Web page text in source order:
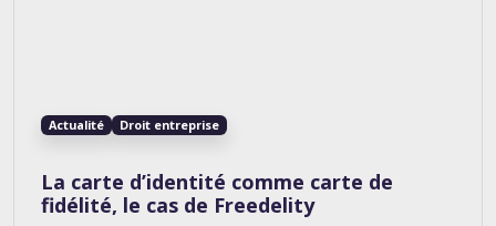
Actualité Droit entreprise
La carte d’identité comme carte de
fidélité, le cas de Freedelity